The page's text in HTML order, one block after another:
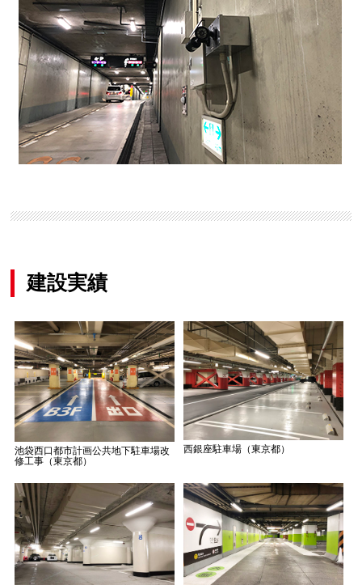
建設実績
池袋西口都市計画公共地下駐車場改
修工事（東京都）
西銀座駐車場（東京都）